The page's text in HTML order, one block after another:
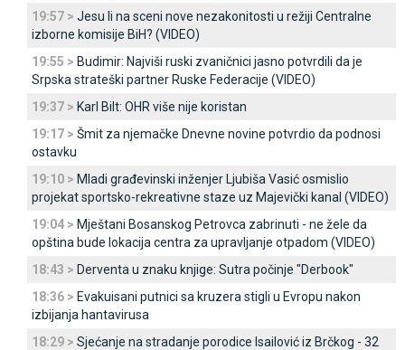
19:57 > Јesu li na sceni nove nezakonitosti u režiji Centralne
izborne komisije BiH? (VIDEO)
19:55 > Budimir: Najviši ruski zvaničnici jasno potvrdili da je
Srpska strateški partner Ruske Federacije (VIDEO)
19:37 > Karl Bilt: OHR više nije koristan
19:17 > Šmit za njemačke Dnevne novine potvrdio da podnosi
ostavku
19:10 > Mladi građevinski inženjer Ljubiša Vasić osmislio
projekat sportsko-rekreativne staze uz Majevički kanal (VIDEO)
19:04 > Mještani Bosanskog Petrovca zabrinuti - ne žele da
opština bude lokacija centra za upravljanje otpadom (VIDEO)
18:43 > Derventa u znaku knjige: Sutra počinje "Derbook"
18:36 > Evakuisani putnici sa kruzera stigli u Evropu nakon
izbijanja hantavirusa
18:29 > Sjećanje na stradanje porodice Isailović iz Brčkog - 32